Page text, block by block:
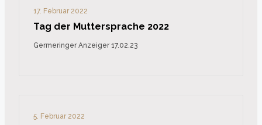
17. Februar 2022
Tag der Muttersprache 2022
Germeringer Anzeiger 17.02.23
5. Februar 2022